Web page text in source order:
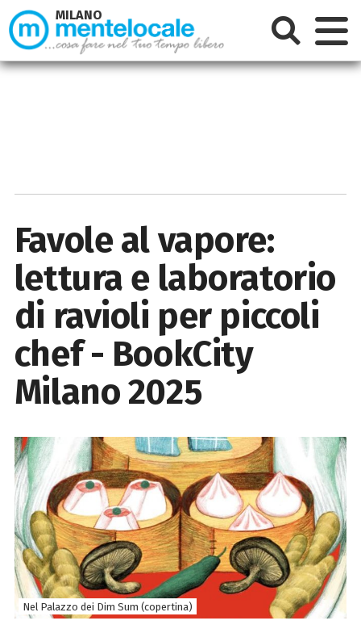
Favole al vapore:
lettura e laboratorio
di ravioli per piccoli
chef - BookCity
Milano 2025
Nel Palazzo dei Dim Sum (copertina)
MILANO